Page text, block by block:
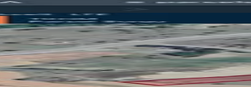
Sahibinden Ankara Çubuk Tarla
Çubuk, Yılmazköy Mahallesi
6120 m²·9/m²·12.07.2026